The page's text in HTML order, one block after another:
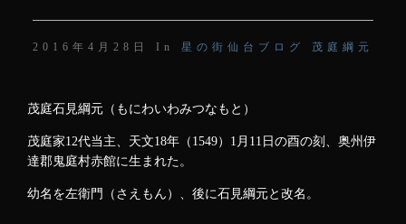
2016年4月28日 In 星の街仙台ブログ 茂庭綱元
茂庭石見綱元（もにわいわみつなもと）
茂庭家12代当主、天文18年（1549）1月11日の酉の刻、奥州伊
達郡鬼庭村赤館に生まれた。
幼名を左衛門（さえもん）、後に石見綱元と改名。